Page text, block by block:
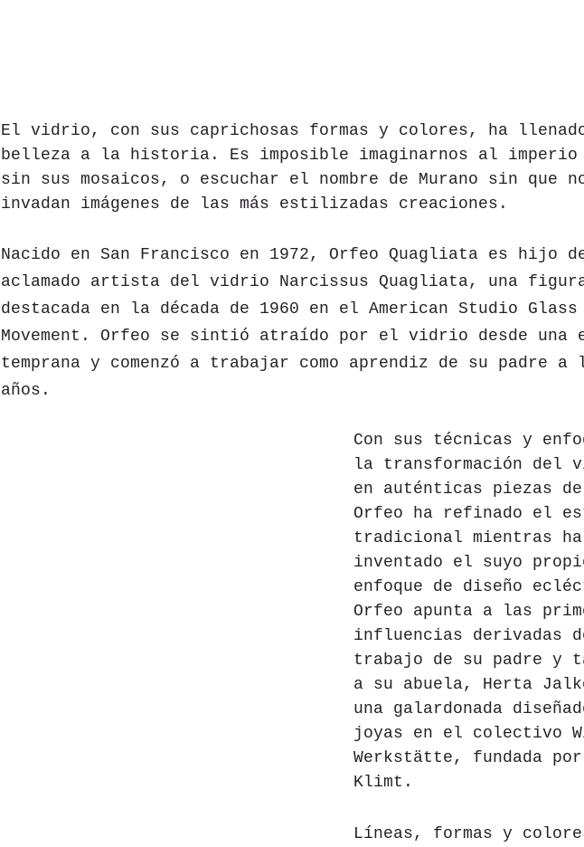
El vidrio, con sus caprichosas formas y colores, ha
belleza a la historia. Es imposible imaginarnos al imperio
sin sus mosaicos, o escuchar el nombre de Murano sin que
invadan imágenes de las más estilizadas creaciones.
Nacido en San Francisco en 1972, Orfeo Quagliata es hijo
aclamado artista del vidrio Narcissus Quagliata, una
destacada en la década de 1960 en el American Studio Glass
Movement. Orfeo se sintió atraído por el vidrio desde una
temprana y comenzó a trabajar como aprendiz de su padre a
años.
Con sus técnicas y
la transformación del
en auténticas piezas
Orfeo ha refinado el
tradicional mientras ha
inventado el suyo
enfoque de diseño
Orfeo apunta a las
influencias derivadas
trabajo de su padre y
a su abuela, Herta
una galardonada
joyas en el colectivo
Werkstätte, fundada
Klimt.
Líneas, formas y